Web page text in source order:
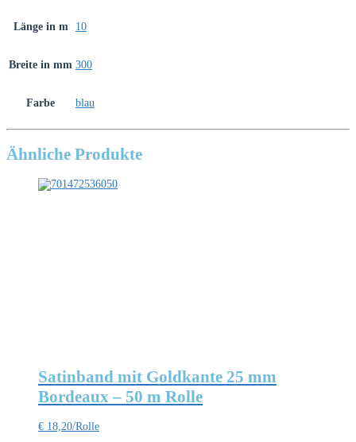
Länge in m 10
Breite in mm 300
Farbe blau
Ähnliche Produkte
Satinband mit Goldkante 25 mm
Bordeaux – 50 m Rolle
€ 18,20/Rolle